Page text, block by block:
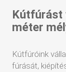
Kútfúrást
méter
Kútfúróink
fúrását,